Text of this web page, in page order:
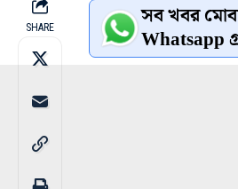
SHARE সব খবর
Whatsapp